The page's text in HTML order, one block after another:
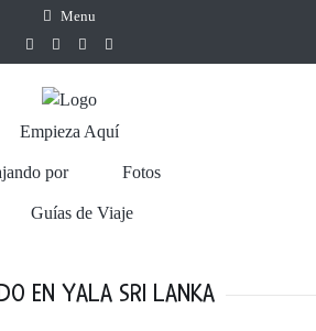
Menu
Empieza Aquí
por Fotos
Guías de Viaje
EN YALA SRI LANKA